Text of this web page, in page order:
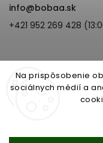
Na prispôsobenie
sociálnych médií a
info@bobaa.sk
+421 952 269 428